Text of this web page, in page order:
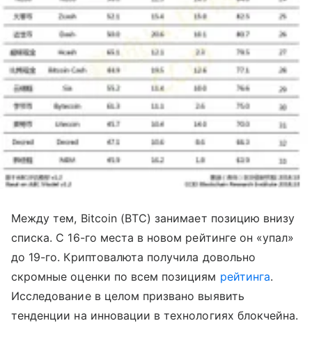
Между тем, Bitcoin (BTC) занимает позицию внизу
списка. С 16-го места в новом рейтинге он «упал»
до 19-го. Криптовалюта получила довольно
скромные оценки по всем позициям рейтинга.
Исследование в целом призвано выявить
тенденции на инновации в технологиях блокчейна.